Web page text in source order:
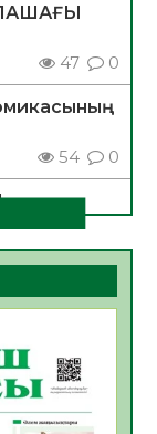
47 0
54 0
52 0